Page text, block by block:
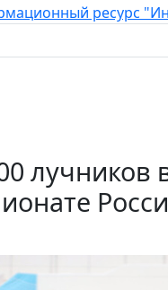
лучников